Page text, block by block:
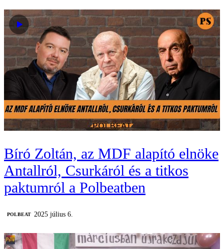
Bíró Zoltán, az MDF alapító elnöke
Antallról, Csurkáról és a titkos
paktumról a Polbeatben
‎POLBEAT 2025 július 6.